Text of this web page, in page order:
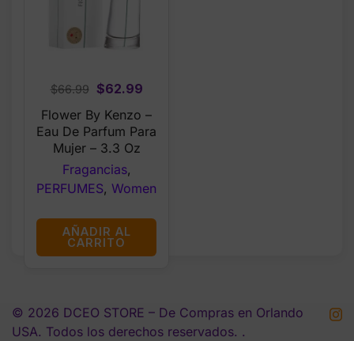
$66.99
Original
price
was:
$66.99.
$62.99Current
is:
Flower By Kenzo –
Eau De Parfum Para
Mujer – 3.3 Oz
Fragancias,
PERFUMES, Women
AÑADIR AL
CARRITO
© 2026 DCEO STORE – De Compras en Orlando
USA. Todos los derechos reservados. .